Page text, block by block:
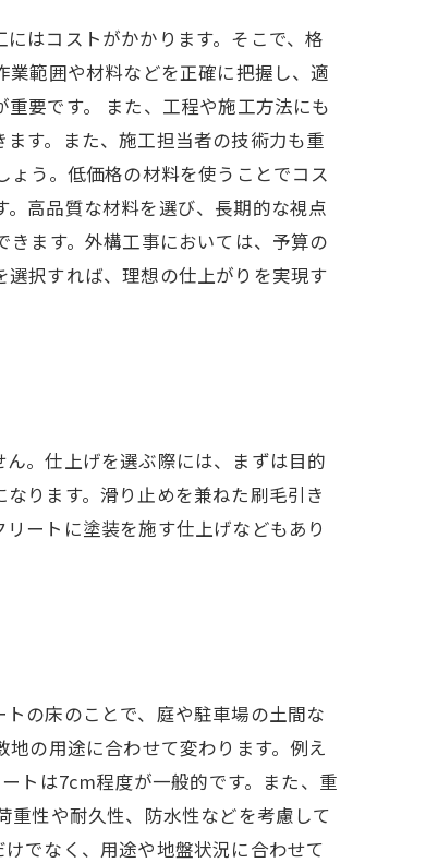
はコストがかかります。そこで、格
範囲や材料などを正確に把握し、適
要です。 また、工程や施工方法にも
す。また、施工担当者の技術力も重
う。低価格の材料を使うことでコス
高品質な材料を選び、長期的な視点
ます。外構工事においては、予算の
択すれば、理想の仕上がりを実現す
。仕上げを選ぶ際には、まずは目的
ります。滑り止めを兼ねた刷毛引き
ートに塗装を施す仕上げなどもあり
の床のことで、庭や駐車場の土間な
の用途に合わせて変わります。例え
トは7cm程度が一般的です。また、重
性や耐久性、防水性などを考慮して
でなく、用途や地盤状況に合わせて